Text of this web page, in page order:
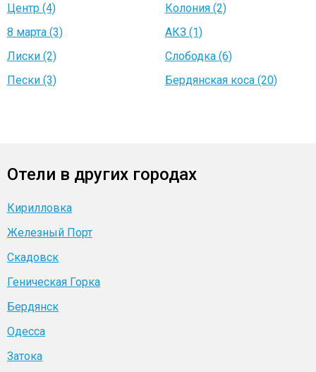
Центр (4)
Колония (2)
8 марта (3)
АКЗ (1)
Лиски (2)
Слободка (6)
Пески (3)
Бердянская коса (20)
Отели в других городах
Кирилловка
Железный Порт
Скадовск
Геническая Горка
Бердянск
Одесса
Затока